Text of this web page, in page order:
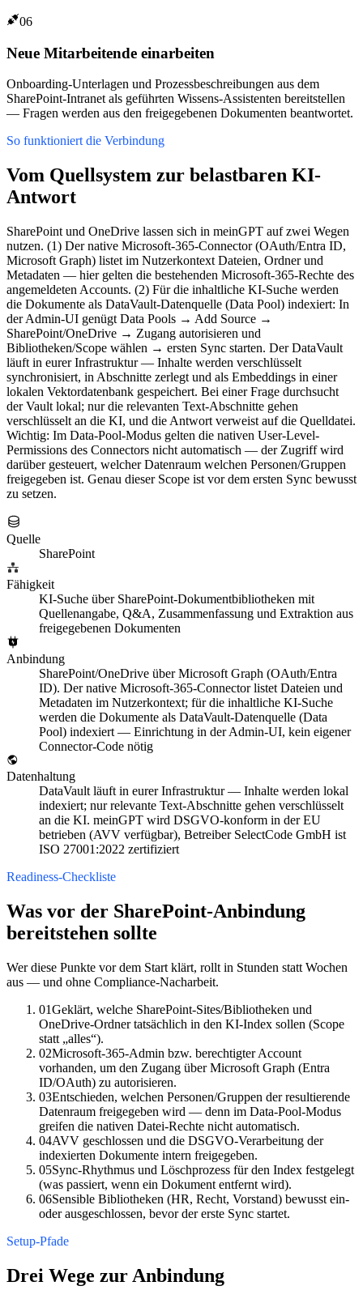
06
Neue Mitarbeitende einarbeiten
Onboarding-Unterlagen und Prozessbeschreibungen aus dem
SharePoint-Intranet als geführten Wissens-Assistenten bereitstellen
— Fragen werden aus den freigegebenen Dokumenten beantwortet.
So funktioniert die Verbindung
Vom Quellsystem zur belastbaren KI-
Antwort
SharePoint und OneDrive lassen sich in meinGPT auf zwei Wegen
nutzen. (1) Der native Microsoft-365-Connector (OAuth/Entra ID,
Microsoft Graph) listet im Nutzerkontext Dateien, Ordner und
Metadaten — hier gelten die bestehenden Microsoft-365-Rechte des
angemeldeten Accounts. (2) Für die inhaltliche KI-Suche werden
die Dokumente als DataVault-Datenquelle (Data Pool) indexiert: In
der Admin-UI genügt Data Pools → Add Source →
SharePoint/OneDrive → Zugang autorisieren und
Bibliotheken/Scope wählen → ersten Sync starten. Der DataVault
läuft in eurer Infrastruktur — Inhalte werden verschlüsselt
synchronisiert, in Abschnitte zerlegt und als Embeddings in einer
lokalen Vektordatenbank gespeichert. Bei einer Frage durchsucht
der Vault lokal; nur die relevanten Text-Abschnitte gehen
verschlüsselt an die KI, und die Antwort verweist auf die Quelldatei.
Wichtig: Im Data-Pool-Modus gelten die nativen User-Level-
Permissions des Connectors nicht automatisch — der Zugriff wird
darüber gesteuert, welcher Datenraum welchen Personen/Gruppen
freigegeben ist. Genau dieser Scope ist vor dem ersten Sync bewusst
zu setzen.
Quelle
SharePoint
Fähigkeit
KI-Suche über SharePoint-Dokumentbibliotheken mit
Quellenangabe, Q&A, Zusammenfassung und Extraktion aus
freigegebenen Dokumenten
Anbindung
SharePoint/OneDrive über Microsoft Graph (OAuth/Entra
ID). Der native Microsoft-365-Connector listet Dateien und
Metadaten im Nutzerkontext; für die inhaltliche KI-Suche
werden die Dokumente als DataVault-Datenquelle (Data
Pool) indexiert — Einrichtung in der Admin-UI, kein eigener
Connector-Code nötig
Datenhaltung
DataVault läuft in eurer Infrastruktur — Inhalte werden lokal
indexiert; nur relevante Text-Abschnitte gehen verschlüsselt
an die KI. meinGPT wird DSGVO-konform in der EU
betrieben (AVV verfügbar), Betreiber SelectCode GmbH ist
ISO 27001:2022 zertifiziert
Readiness-Checkliste
Was vor der SharePoint-Anbindung
bereitstehen sollte
Wer diese Punkte vor dem Start klärt, rollt in Stunden statt Wochen
aus — und ohne Compliance-Nacharbeit.
01Geklärt, welche SharePoint-Sites/Bibliotheken und
OneDrive-Ordner tatsächlich in den KI-Index sollen (Scope
statt „alles“).
02Microsoft-365-Admin bzw. berechtigter Account
vorhanden, um den Zugang über Microsoft Graph (Entra
ID/OAuth) zu autorisieren.
03Entschieden, welchen Personen/Gruppen der resultierende
Datenraum freigegeben wird — denn im Data-Pool-Modus
greifen die nativen Datei-Rechte nicht automatisch.
04AVV geschlossen und die DSGVO-Verarbeitung der
indexierten Dokumente intern freigegeben.
05Sync-Rhythmus und Löschprozess für den Index festgelegt
(was passiert, wenn ein Dokument entfernt wird).
06Sensible Bibliotheken (HR, Recht, Vorstand) bewusst ein-
oder ausgeschlossen, bevor der erste Sync startet.
Setup-Pfade
Drei Wege zur Anbindung